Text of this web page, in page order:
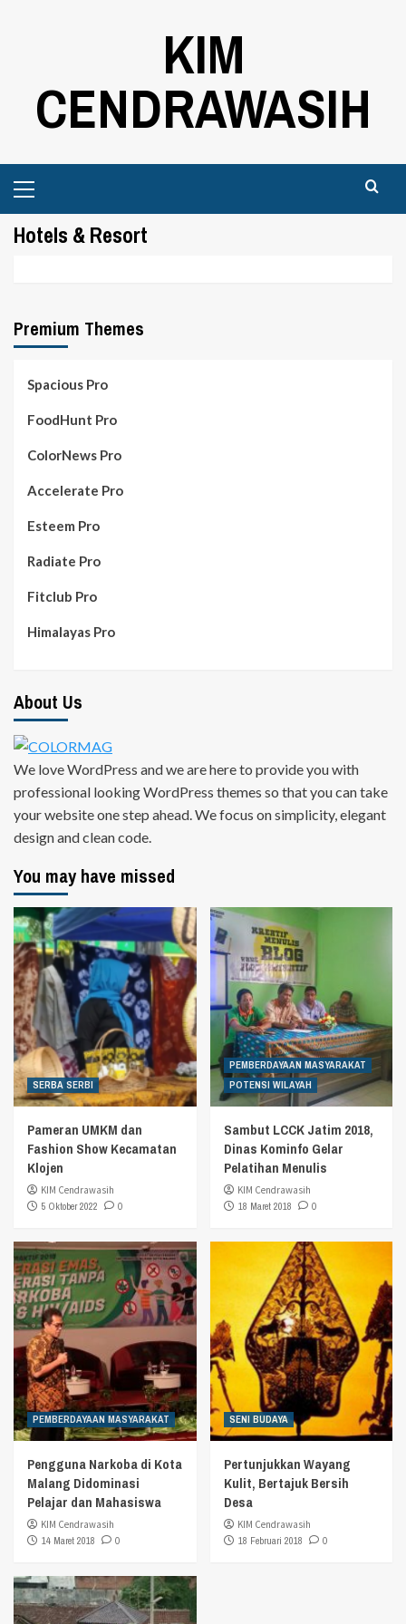
KIM
CENDRAWASIH
Menu
Hotels & Resort
Premium Themes
Spacious Pro
FoodHunt Pro
ColorNews Pro
Accelerate Pro
Esteem Pro
Radiate Pro
Fitclub Pro
Himalayas Pro
About Us
We love WordPress and we are here to provide you with
professional looking WordPress themes so that you can take
your website one step ahead. We focus on simplicity, elegant
design and clean code.
You may have missed
SERBA SERBI
Pameran UMKM dan
Fashion Show Kecamatan
Klojen
KIM Cendrawasih
5 Oktober 2022
0
PEMBERDAYAAN MASYARAKAT
POTENSI WILAYAH
Sambut LCCK Jatim 2018,
Dinas Kominfo Gelar
Pelatihan Menulis
KIM Cendrawasih
18 Maret 2018
0
PEMBERDAYAAN MASYARAKAT
Pengguna Narkoba di Kota
Malang Didominasi
Pelajar dan Mahasiswa
KIM Cendrawasih
14 Maret 2018
0
SENI BUDAYA
Pertunjukkan Wayang
Kulit, Bertajuk Bersih
Desa
KIM Cendrawasih
18 Februari 2018
0